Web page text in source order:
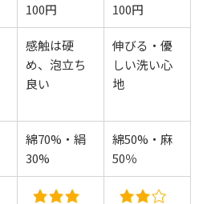
100円 100円
感触は硬
め、泡立ち
良い
伸びる・優
しい洗い心
地
綿70%・絹
30%
綿50%・麻
50％